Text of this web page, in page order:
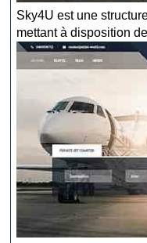
Sky4U est une
mettant à disposition